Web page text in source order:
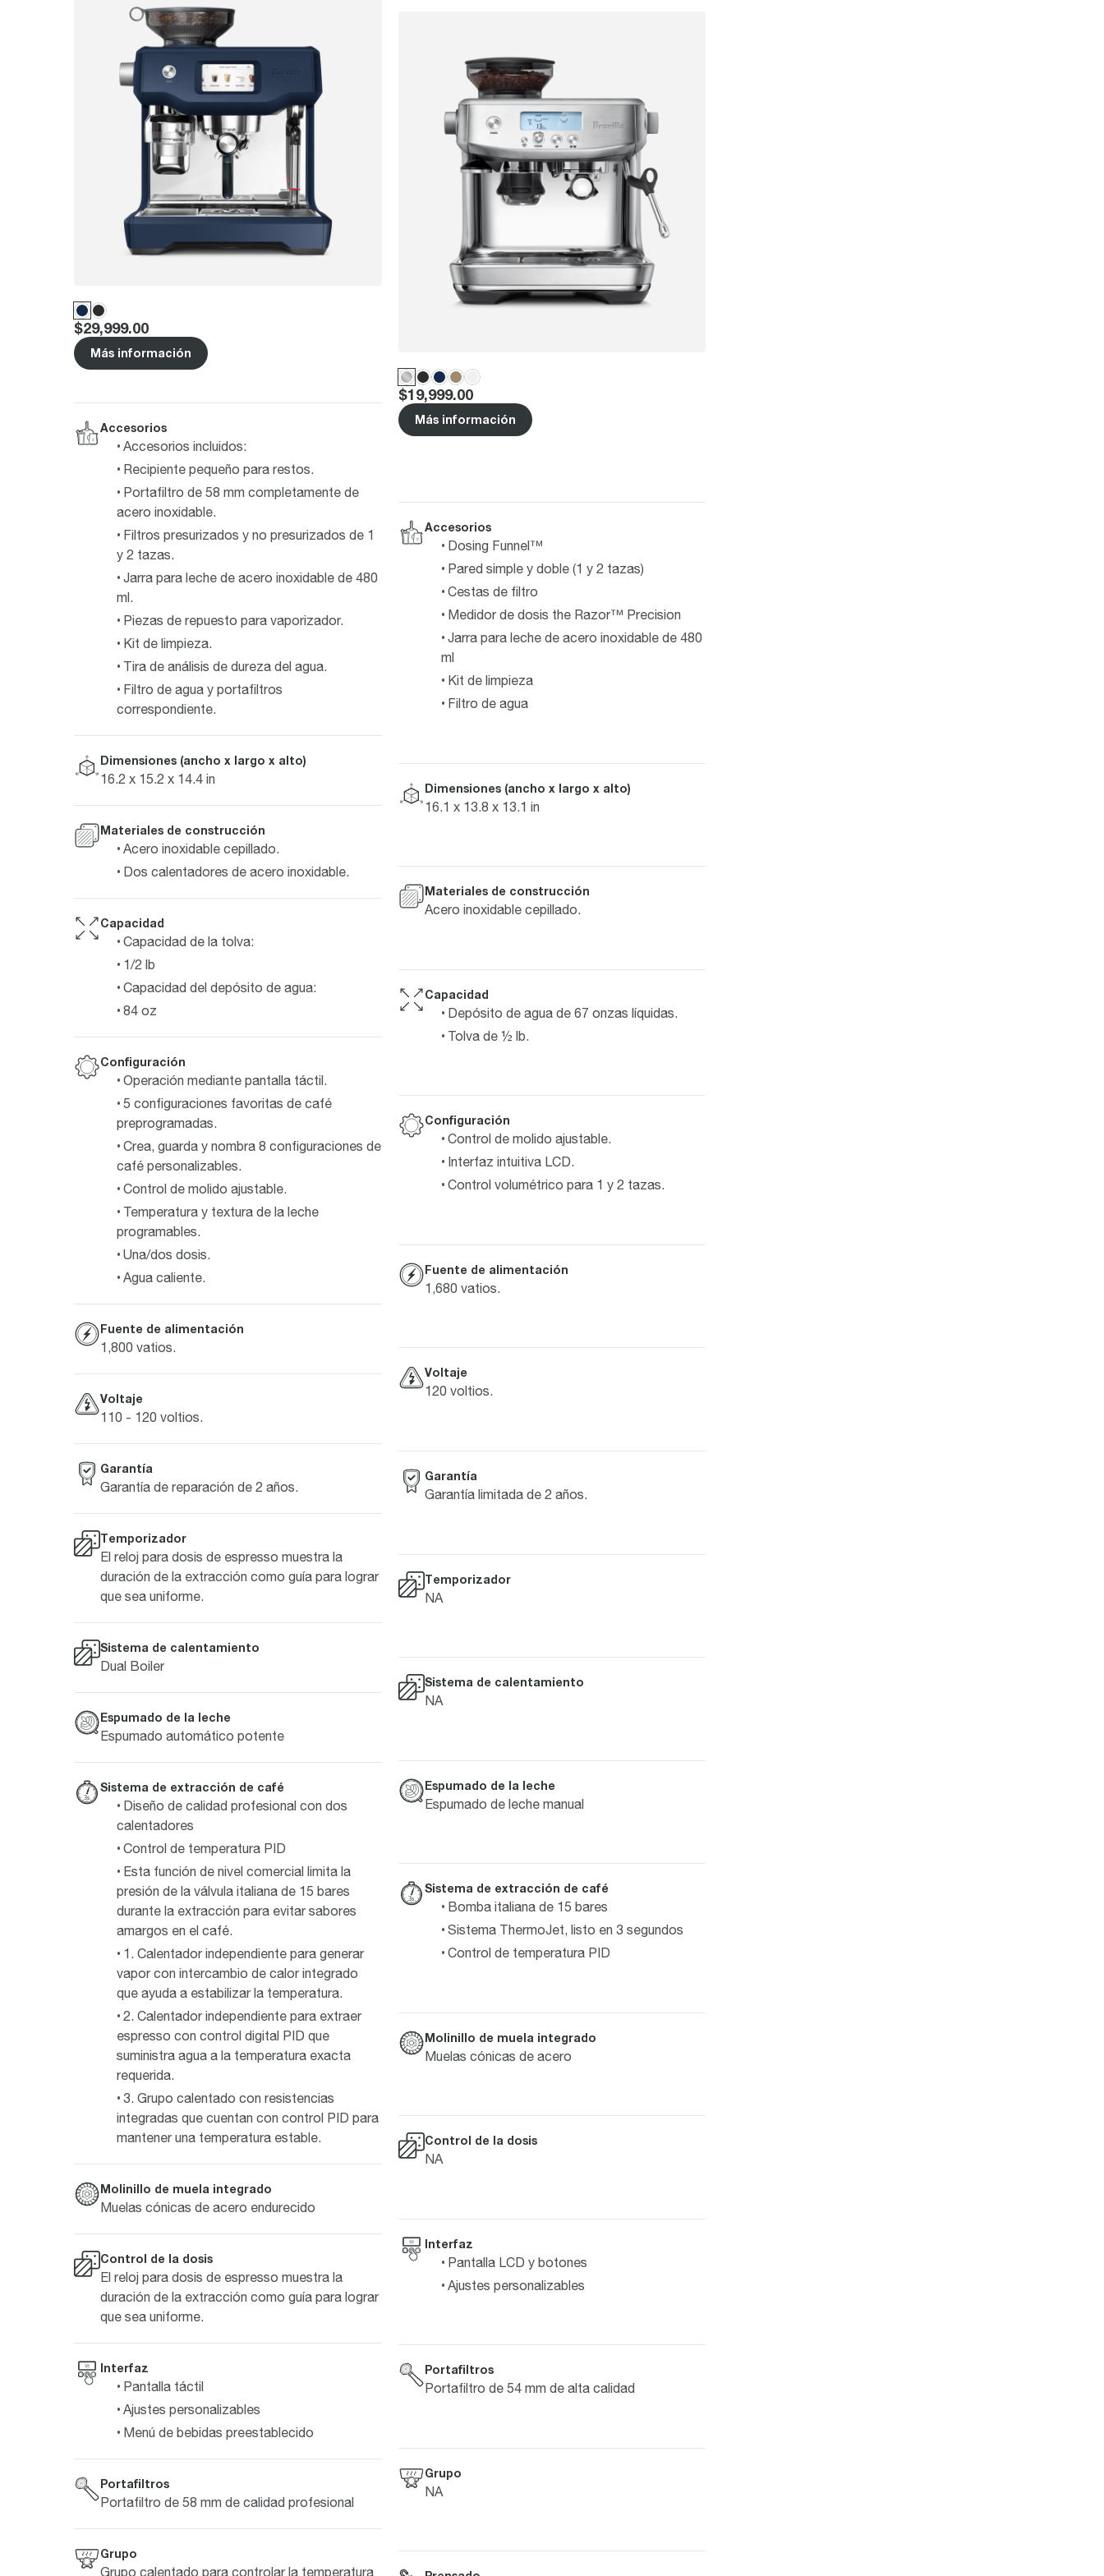
Price:
$29,999.00
Más información
Accesorios
Accesorios incluidos:
Recipiente pequeño para restos.
Portafiltro de 58 mm completamente de
acero inoxidable.
Filtros presurizados y no presurizados de 1
y 2 tazas.
Jarra para leche de acero inoxidable de 480
ml.
Piezas de repuesto para vaporizador.
Kit de limpieza.
Tira de análisis de dureza del agua.
Filtro de agua y portafiltros
correspondiente.
Dimensiones (ancho x largo x alto)
16.2 x 15.2 x 14.4 in
Materiales de construcción
Acero inoxidable cepillado.
Dos calentadores de acero inoxidable.
Capacidad
Capacidad de la tolva:
1/2 lb
Capacidad del depósito de agua:
84 oz
Configuración
Operación mediante pantalla táctil.
5 configuraciones favoritas de café
preprogramadas.
Crea, guarda y nombra 8 configuraciones de
café personalizables.
Control de molido ajustable.
Temperatura y textura de la leche
programables.
Una/dos dosis.
Agua caliente.
Fuente de alimentación
1,800 vatios.
Voltaje
110 - 120 voltios.
Garantía
Garantía de reparación de 2 años.
Temporizador
El reloj para dosis de espresso muestra la
duración de la extracción como guía para lograr
que sea uniforme.
Sistema de calentamiento
Dual Boiler
Espumado de la leche
Espumado automático potente
Sistema de extracción de café
Diseño de calidad profesional con dos
calentadores
Control de temperatura PID
Esta función de nivel comercial limita la
presión de la válvula italiana de 15 bares
durante la extracción para evitar sabores
amargos en el café.
1. Calentador independiente para generar
vapor con intercambio de calor integrado
que ayuda a estabilizar la temperatura.
2. Calentador independiente para extraer
espresso con control digital PID que
suministra agua a la temperatura exacta
requerida.
3. Grupo calentado con resistencias
integradas que cuentan con control PID para
mantener una temperatura estable.
Molinillo de muela integrado
Muelas cónicas de acero endurecido
Control de la dosis
El reloj para dosis de espresso muestra la
duración de la extracción como guía para lograr
que sea uniforme.
Interfaz
Pantalla táctil
Ajustes personalizables
Menú de bebidas preestablecido
Portafiltros
Portafiltro de 58 mm de calidad profesional
Grupo
Grupo calentado para controlar la temperatura
Price:
$19,999.00
Más información
Accesorios
Dosing Funnel™
Pared simple y doble (1 y 2 tazas)
Cestas de filtro
Medidor de dosis the Razor™ Precision
Jarra para leche de acero inoxidable de 480
ml
Kit de limpieza
Filtro de agua
Dimensiones (ancho x largo x alto)
16.1 x 13.8 x 13.1 in
Materiales de construcción
Acero inoxidable cepillado.
Capacidad
Depósito de agua de 67 onzas líquidas.
Tolva de ½ lb.
Configuración
Control de molido ajustable.
Interfaz intuitiva LCD.
Control volumétrico para 1 y 2 tazas.
Fuente de alimentación
1,680 vatios.
Voltaje
120 voltios.
Garantía
Garantía limitada de 2 años.
Temporizador
NA
Sistema de calentamiento
NA
Espumado de la leche
Espumado de leche manual
Sistema de extracción de café
Bomba italiana de 15 bares
Sistema ThermoJet, listo en 3 segundos
Control de temperatura PID
Molinillo de muela integrado
Muelas cónicas de acero
Control de la dosis
NA
Interfaz
Pantalla LCD y botones
Ajustes personalizables
Portafiltros
Portafiltro de 54 mm de alta calidad
Grupo
NA